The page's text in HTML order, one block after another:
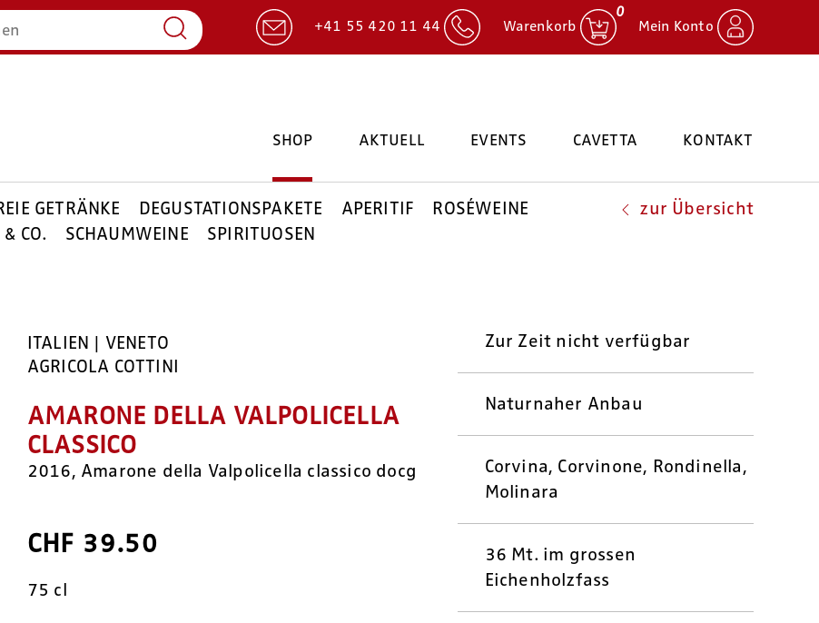
+41 55 420 11 44 Warenkorb
0
Mein Konto
SHOP AKTUELL EVENTS CAVETTA KONTAKT
GETRÄNKE DEGUSTATIONSPAKETE APERITIF
ROSÉWEINE
CO. SCHAUMWEINE SPIRITUOSEN
zur Übersicht
ITALIEN | VENETO
AGRICOLA COTTINI
AMARONE DELLA VALPOLICELLA
CLASSICO
2016, Amarone della Valpolicella classico docg
CHF 39.50
75 cl
Zur Zeit nicht verfügbar
Naturnaher Anbau
Corvina, Corvinone, Rondinella,
Molinara
36 Mt. im grossen
Eichenholzfass